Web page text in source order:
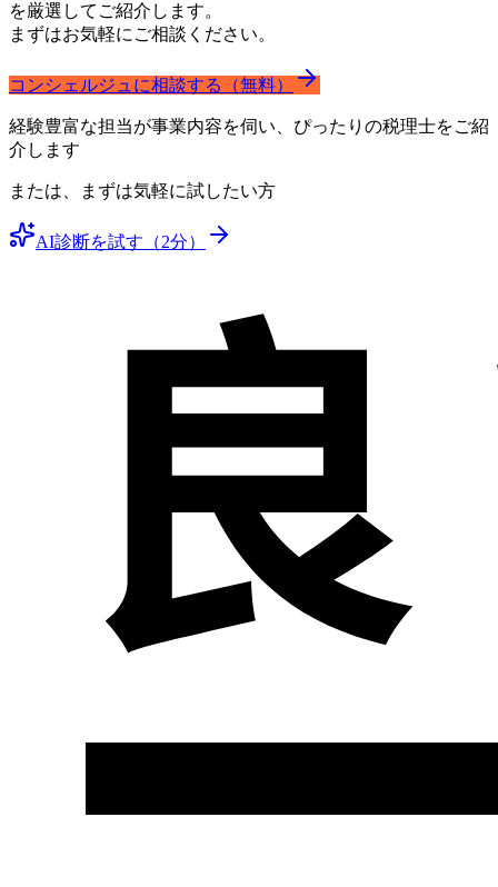
を厳選してご紹介します。
まずはお気軽にご相談ください。
コンシェルジュに相談する（無料）
経験豊富な担当が事業内容を伺い、ぴったりの税理士をご紹
介します
または、まずは気軽に試したい方
AI診断を試す（2分）